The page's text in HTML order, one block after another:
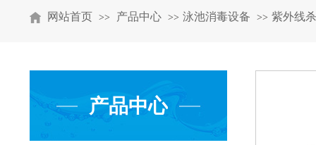
网站首页 >> 产品中心 >> 泳池消毒设备 >> 紫外线
产品中心